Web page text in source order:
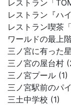
レストラン「
レストラン『ハ
レストラン喫茶
ワールドの最上
三ノ宮に有った
三ノ宮の屋台村
三ノ宮プール (1)
三ノ宮駅前のパ
三土中学校 (1)